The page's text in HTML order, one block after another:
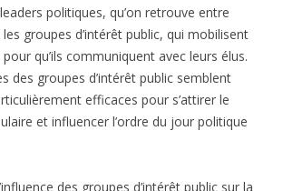
politiques, qu’on retrouve entre
groupes d’intérêt public, qui mobilisent
qu’ils communiquent avec leurs élus.
des groupes d’intérêt public semblent
efficaces pour s’attirer le
et influencer l’ordre du jour politique
des groupes d’intérêt public sur la